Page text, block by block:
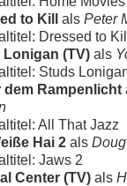
to Kill als Peter
Dressed to Kill
(TV) als
Studs
dem Rampenlicht
All That Jazz
Hai 2 als
Jaws 2
Center (TV) als